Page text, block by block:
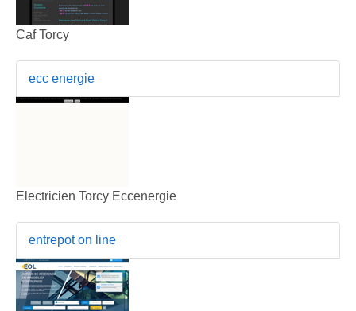
Caf Torcy
ecc energie
Electricien Torcy Eccenergie
entrepot on line